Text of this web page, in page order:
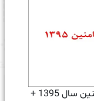
نقشه شیپ فایل بلوک آماری شهر فامنین سال 1395 +